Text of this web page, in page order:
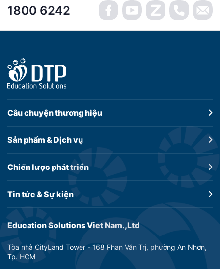
1800 6242
Education Solutions Viet Nam.,Ltd
Tòa nhà CityLand Tower - 168 Phan Văn Trị, phường An Nhơn,
Tp. HCM
Câu chuyệnthương hiệu
Sản phẩm &Dịch vụ
Chiến lược phát triển
Tin tức &Sự kiện